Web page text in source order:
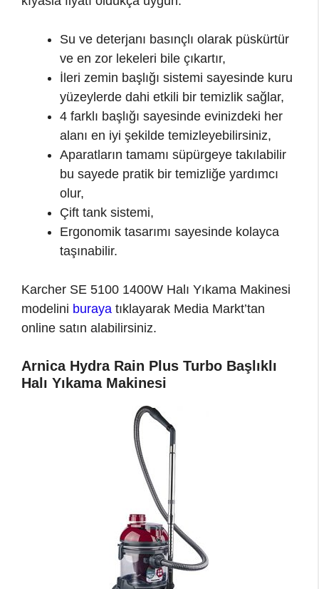
Su ve deterjanı basınçlı olarak püskürtür
ve en zor lekeleri bile çıkartır,
İleri zemin başlığı sistemi sayesinde kuru
yüzeylerde dahi etkili bir temizlik sağlar,
4 farklı başlığı sayesinde evinizdeki her
alanı en iyi şekilde temizleyebilirsiniz,
Aparatların tamamı süpürgeye takılabilir
bu sayede pratik bir temizliğe yardımcı
olur,
Çift tank sistemi,
Ergonomik tasarımı sayesinde kolayca
taşınabilir.
Karcher SE 5100 1400W Halı Yıkama Makinesi
modelini buraya tıklayarak Media Markt’tan
online satın alabilirsiniz.
Arnica Hydra Rain Plus Turbo Başlıklı
Halı Yıkama Makinesi